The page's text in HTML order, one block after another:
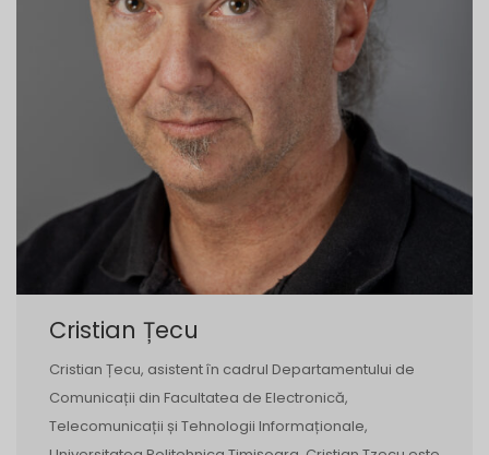
Cristian Țecu
Cristian Țecu, asistent în cadrul Departamentului de
Comunicații din Facultatea de Electronică,
Telecomunicații și Tehnologii Informaționale,